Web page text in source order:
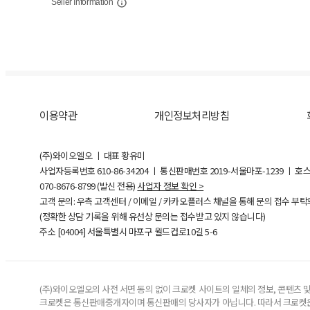
Seller Information
이용약관 개인정보처리방침
(주)와이오엘오 ㅣ 대표 황유미
사업자등록번호610-86-34204ㅣ 통신판매번호 2019-서울마포-1239 ㅣ 호
070-8676-8799 (발신 전용) 사업자 정보 확인 >
고객 문의: 우측 고객센터 / 이메일 / 카카오플러스 채널을 통해 문의 접수 부
(정확한 상담 기록을 위해 유선상 문의는 접수받고 있지 않습니다)
주소 [04004] 서울특별시 마포구 월드컵로10길5-6
(주)와이오엘오의 사전 서면 동의 없이 크로켓 사이트의 일체의 정보, 콘텐츠
크로켓은 통신판매중개자이며 통신판매의 당사자가 아닙니다. 따라서 크로